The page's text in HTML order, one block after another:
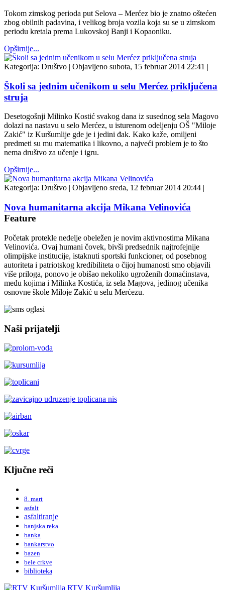
Tokom zimskog perioda put Selova – Merćez bio je znatno oštećen
zbog obilnih padavina, i velikog broja vozila koja su se u zimskom
periodu kretala prema Lukovskoj Banji i Kopaoniku.
Opširnije...
Kategorija: Društvo | Objavljeno subota, 15 februar 2014 22:41 |
Školi sa jednim učenikom u selu Merćez priključena
struja
Desetogošnji Milinko Kostić svakog dana iz susednog sela Magovo
dolazi na nastavu u selo Merćez, u isturenom odeljenju OŠ "Miloje
Zakić" iz Kuršumlije gde je i jedini đak. Kako kaže, omiljeni
predmeti su mu matematika i likovno, a najveći problem je to što
nema društvo za učenje i igru.
Opširnije...
Kategorija: Društvo | Objavljeno sreda, 12 februar 2014 20:44 |
Nova humanitarna akcija Mikana Velinovića
Feature
Početak protekle nedelje obeležen je novim aktivnostima Mikana
Velinovića. Ovaj humani čovek, bivši predsednik najtrofejnije
olimpijske institucije, istaknuti sportski funkcioner, od posebnog
autoriteta i patriotskog kredibiliteta o čijoj humanosti smo objavili
više priloga, ponovo je obišao nekoliko ugroženih domaćinstava,
među kojima i Milinka Kostića, iz sela Magova, jedinog učenika
osnovne škole Miloje Zakić u selu Merćezu.
Naši prijatelji
Ključne reči
8. mart
asfalt
asfaltiranje
banjska reka
banka
bankarstvo
bazen
bele crkve
biblioteka
RTV Kuršumlija